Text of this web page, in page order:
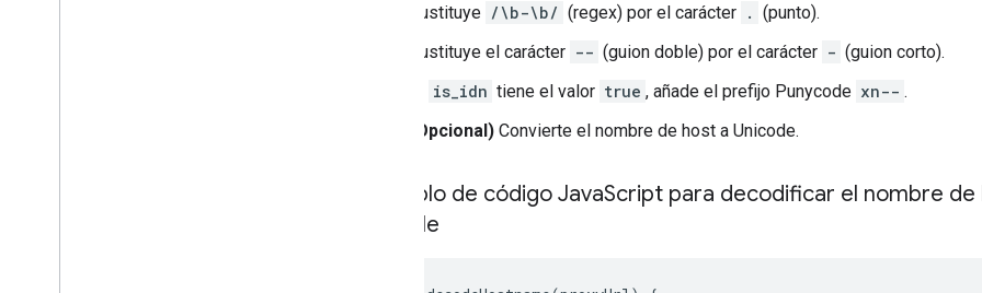
Sustituye /\b-\b/ (regex) por el carácter . (punto).
Sustituye el carácter -- (guion doble) por el carácter - (guion corto).
is_idn tiene el valor true , añade el prefijo Punycode xn-- .
(Opcional) Convierte el nombre de host a Unicode.
Ejemplo de código JavaScript para decodificar el nombre de
Google